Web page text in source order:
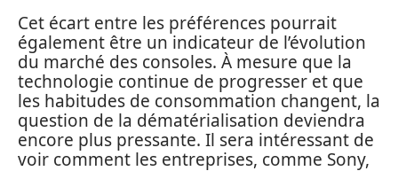
Cet écart entre les préférences pourrait
également être un indicateur de l’évolution
du marché des consoles. À mesure que la
technologie continue de progresser et que
les habitudes de consommation changent, la
question de la dématérialisation deviendra
encore plus pressante. Il sera intéressant de
voir comment les entreprises, comme Sony,